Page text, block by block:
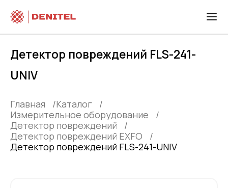
Детектор повреждений FLS-241-
UNIV
Главная
Каталог
Измерительное оборудование
Детектор повреждений
Детектор повреждений EXFO
Детектор повреждений FLS-241-UNIV